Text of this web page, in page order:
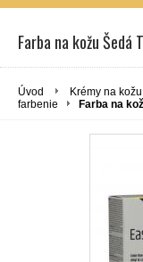
Farba na kožu Šedá
Úvod Krémy na
farbenie
Farba na